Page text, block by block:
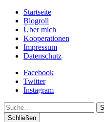
Startseite
Blogroll
Über mich
Kooperationen
Impressum
Datenschutz
Facebook
Twitter
Instagram
Suche
Schließen